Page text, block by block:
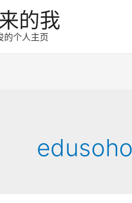
的我
的个人主页
edusoho